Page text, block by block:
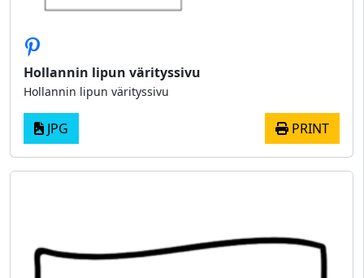
Hollannin lipun värityssivu
Hollannin lipun värityssivu
JPG PRINT